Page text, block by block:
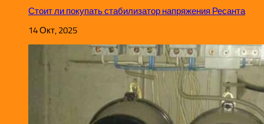
Стоит ли покупать стабилизатор напряжения Ресанта
14 Окт, 2025